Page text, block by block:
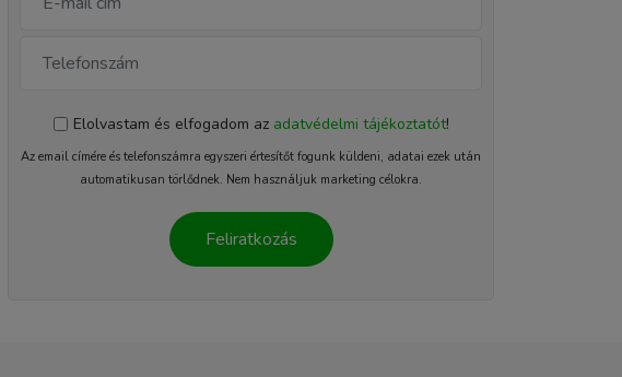
Elolvastam és elfogadom az adatvédelmi tájékoztatót!
Az email címére és telefonszámra egyszeri értesítőt fogunk küldeni, adatai ezek után
automatikusan törlődnek. Nem használjuk marketing célokra.
Feliratkozás